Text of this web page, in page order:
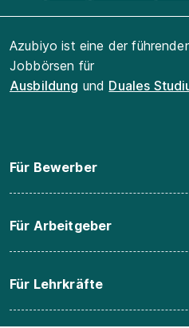
Azubiyo ist eine der
Jobbörsen für
Ausbildung und Duales
Für Bewerber
Für Arbeitgeber
Für Lehrkräfte